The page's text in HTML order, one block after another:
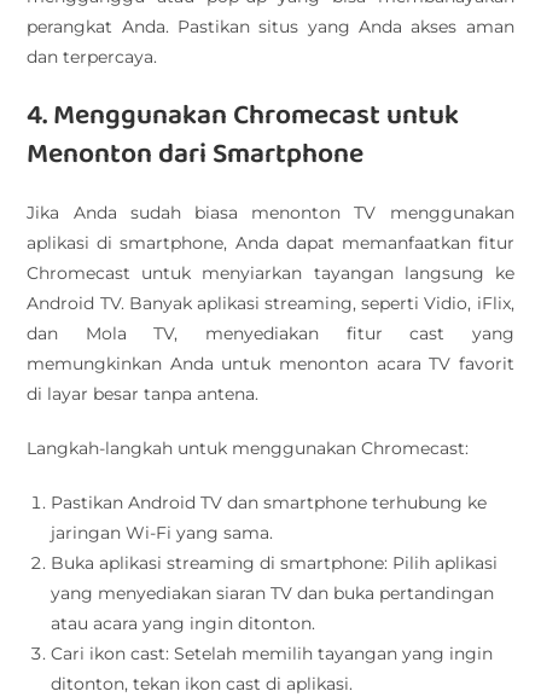
perangkat Anda. Pastikan situs yang Anda akses aman
dan terpercaya.
4. Menggunakan Chromecast untuk
Menonton dari Smartphone
Jika Anda sudah biasa menonton TV menggunakan
aplikasi di smartphone, Anda dapat memanfaatkan fitur
Chromecast untuk menyiarkan tayangan langsung ke
Android TV. Banyak aplikasi streaming, seperti Vidio, iFlix,
dan Mola TV, menyediakan fitur cast yang
memungkinkan Anda untuk menonton acara TV favorit
di layar besar tanpa antena.
Langkah-langkah untuk menggunakan Chromecast:
Pastikan Android TV dan smartphone terhubung ke
jaringan Wi-Fi yang sama.
Buka aplikasi streaming di smartphone: Pilih aplikasi
yang menyediakan siaran TV dan buka pertandingan
atau acara yang ingin ditonton.
Cari ikon cast: Setelah memilih tayangan yang ingin
ditonton, tekan ikon cast di aplikasi.